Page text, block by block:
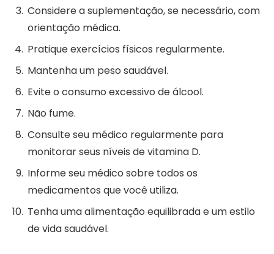
Considere a suplementação, se necessário, com
orientação médica.
Pratique exercícios físicos regularmente.
Mantenha um peso saudável.
Evite o consumo excessivo de álcool.
Não fume.
Consulte seu médico regularmente para
monitorar seus níveis de vitamina D.
Informe seu médico sobre todos os
medicamentos que você utiliza.
Tenha uma alimentação equilibrada e um estilo
de vida saudável.